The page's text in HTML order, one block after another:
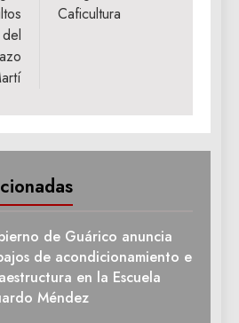
Caficultura
de Guárico anuncia
de acondicionamiento e
en la Escuela
Méndez